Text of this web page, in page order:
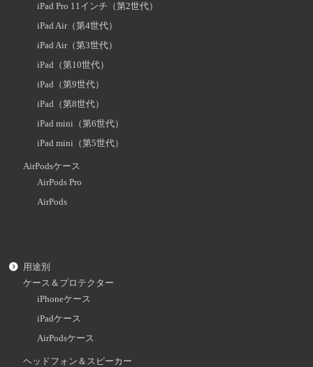
iPad Pro 11インチ（第2世代）
iPad Air（第4世代）
iPad Air（第3世代）
iPad（第10世代）
iPad（第9世代）
iPad（第8世代）
iPad mini（第6世代）
iPad mini（第5世代）
AirPodsケース
AirPods Pro
AirPods
用途別
ケース＆プロテクター
iPhoneケース
iPadケース
AirPodsケース
ヘッドフォン＆スピーカー